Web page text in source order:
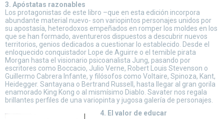
3. Apóstatas razonables
Los protagonistas de este libro –que en esta edición incorpora
abundante material nuevo- son variopintos personajes unidos por
su apostasía, heterodoxos empeñados en romper los moldes en los
que se han formado, aventureros dispuestos a descubrir nuevos
territorios, genios dedicados a cuestionar lo establecido. Desde el
enloquecido conquistador Lope de Aguirre o el temible pirata
Morgan hasta el visionario psicoanalista Jung, pasando por
escritores como Boccacio, Julio Verne, Robert Louis Stevenson o
Guillermo Cabrera Infante, y filósofos como Voltaire, Spinoza, Kant,
Heidegger. Santayana o Bertrand Russell, hasta llegar al gran gorila
enamorado King Kong o al mismísimo Diablo. Savater nos regala
brillantes perfiles de una variopinta y jugosa galería de personajes.
4. El valor de educar